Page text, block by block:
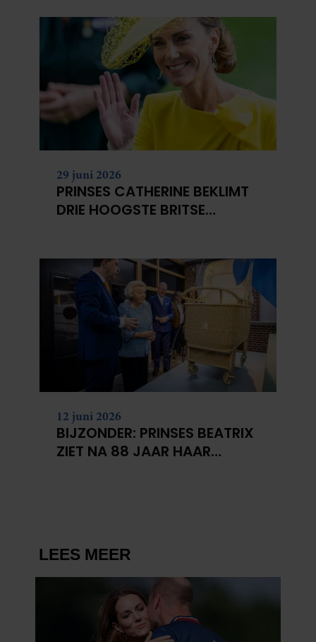
29 juni 2026
PRINSES CATHERINE BEKLIMT
DRIE HOOGSTE BRITSE
12 juni 2026
BIJZONDER: PRINSES BEATRIX
ZIET NA 88 JAAR HAAR